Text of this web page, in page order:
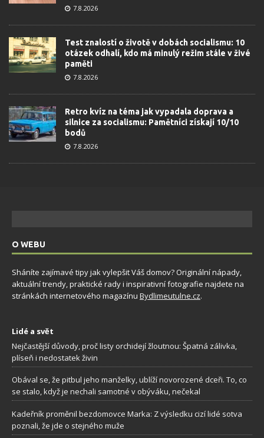
7.8.2026
Test znalostí o životě v dobách socialismu: 10
otázek odhalí, kdo má minulý režim stále v živé
paměti
7.8.2026
Retro kvíz na téma jak vypadala doprava a
silnice za socialismu: Pamětníci získají 10/10
bodů
7.8.2026
O WEBU
Sháníte zajímavé tipy jak vylepšit Váš domov? Originální nápady,
aktuální trendy, praktické rady i inspirativní fotografie najdete na
stránkách internetového magazínu Bydlimeutulne.cz.
Lidé a svět
Nejčastější důvody, proč listy orchidejí žloutnou: Špatná zálivka,
plíseň i nedostatek živin
Obával se, že pitbul jeho manželky, ublíží novorozené dceři. To, co
se stalo, když je nechali samotné v obýváku, nečekal
Kadeřník proměnil bezdomovce Marka: Z výsledku cizí lidé sotva
poznali, že jde o stejného muže